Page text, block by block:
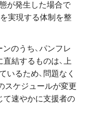
が発生した場合で
実現する体制を整
のうち、パンフレ
結するものは、上
るため、問題なく
スケジュールが変更
て速やかに支援者の